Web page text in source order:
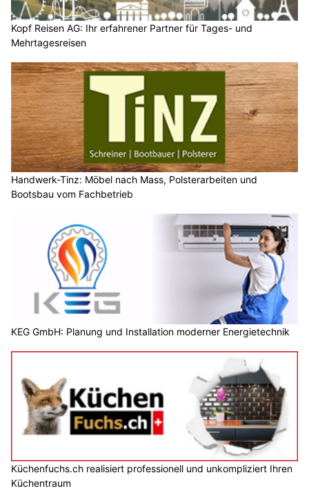
Kopf Reisen AG: Ihr erfahrener Partner für Tages- und
Mehrtagesreisen
Handwerk-Tinz: Möbel nach Mass, Polsterarbeiten und
Bootsbau vom Fachbetrieb
KEG GmbH: Planung und Installation moderner Energietechnik
Küchenfuchs.ch realisiert professionell und unkompliziert Ihren
Küchentraum